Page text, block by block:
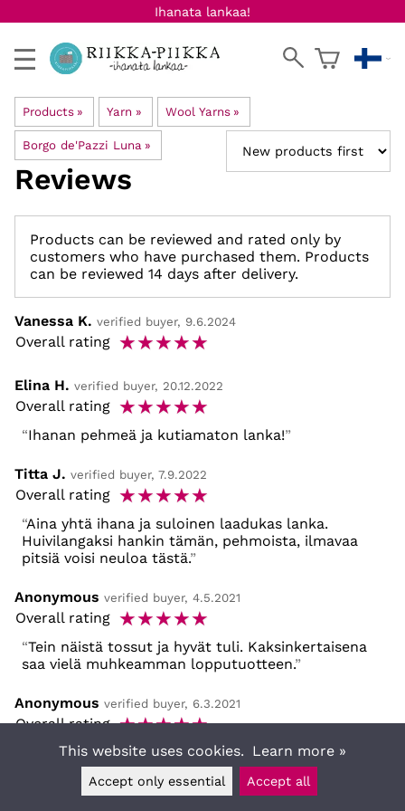
Ihanata lankaa!
Products ‪» Yarn ‪» Wool Yarns ‪»
Borgo de'Pazzi Luna ‪»
Reviews
Products can be reviewed and rated only by
customers who have purchased them. Products
can be reviewed 14 days after delivery.
Vanessa K. verified buyer, 9.6.2024
Overall rating ☆☆☆☆☆
Elina H. verified buyer, 20.12.2022
Overall rating ☆☆☆☆☆
Ihanan pehmeä ja kutiamaton lanka!
Titta J. verified buyer, 7.9.2022
Overall rating ☆☆☆☆☆
Aina yhtä ihana ja suloinen laadukas lanka.
Huivilangaksi hankin tämän, pehmoista, ilmavaa
pitsiä voisi neuloa tästä.
Anonymous verified buyer, 4.5.2021
Overall rating ☆☆☆☆☆
Tein näistä tossut ja hyvät tuli. Kaksinkertaisena
saa vielä muhkeamman lopputuotteen.
Anonymous verified buyer, 6.3.2021
Overall rating ☆☆☆☆☆
This website uses cookies. Learn more »
Accept only essential Accept all